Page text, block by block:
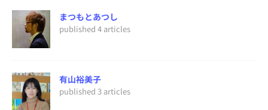
まつもとあつし
published 4 articles
有山裕美子
published 3 articles